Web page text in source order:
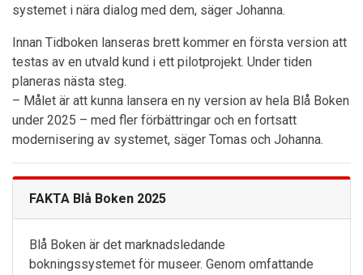
systemet i nära dialog med dem, säger Johanna.
Innan Tidboken lanseras brett kommer en första version att
testas av en utvald kund i ett pilotprojekt. Under tiden
planeras nästa steg.
– Målet är att kunna lansera en ny version av hela Blå Boken
under 2025 – med fler förbättringar och en fortsatt
modernisering av systemet, säger Tomas och Johanna.
FAKTA Blå Boken 2025
Blå Boken är det marknadsledande
bokningssystemet för museer. Genom omfattande